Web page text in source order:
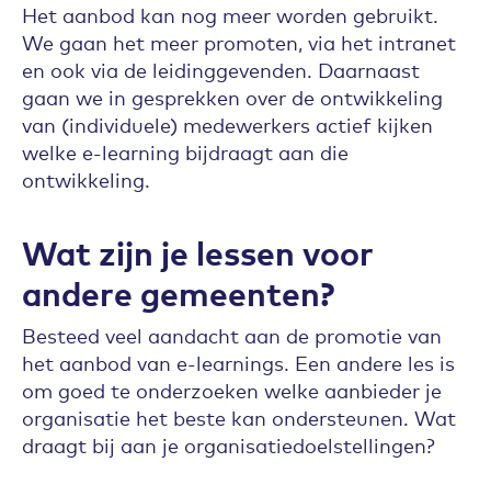
Het aanbod kan nog meer worden gebruikt.
We gaan het meer promoten, via het intranet
en ook via de leidinggevenden. Daarnaast
gaan we in gesprekken over de ontwikkeling
van (individuele) medewerkers actief kijken
welke e-learning bijdraagt aan die
ontwikkeling.
Wat zijn je lessen voor
andere gemeenten?
Besteed veel aandacht aan de promotie van
het aanbod van e-learnings. Een andere les is
om goed te onderzoeken welke aanbieder je
organisatie het beste kan ondersteunen. Wat
draagt bij aan je organisatiedoelstellingen?